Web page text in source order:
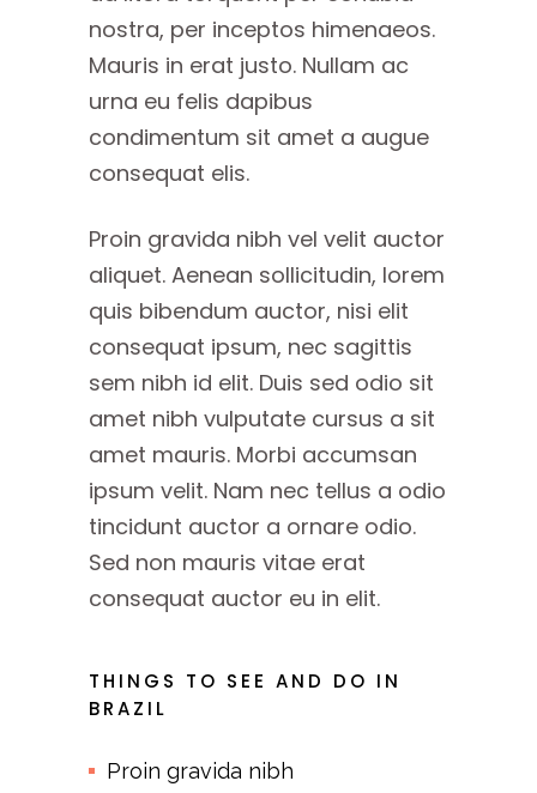
nostra, per inceptos himenaeos.
Mauris in erat justo. Nullam ac
urna eu felis dapibus
condimentum sit amet a augue
consequat elis.
Proin gravida nibh vel velit auctor
aliquet. Aenean sollicitudin, lorem
quis bibendum auctor, nisi elit
consequat ipsum, nec sagittis
sem nibh id elit. Duis sed odio sit
amet nibh vulputate cursus a sit
amet mauris. Morbi accumsan
ipsum velit. Nam nec tellus a odio
tincidunt auctor a ornare odio.
Sed non mauris vitae erat
consequat auctor eu in elit.
THINGS TO SEE AND DO IN
BRAZIL
Proin gravida nibh